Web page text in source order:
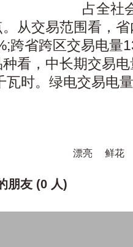
占全社
从交易范围看，
跨省跨区交易电量
种看，中长期交易
瓦时。绿电交易电
漂亮 鲜花
朋友 (0 人)